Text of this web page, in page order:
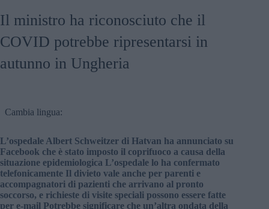
Il ministro ha riconosciuto che il
COVID potrebbe ripresentarsi in
autunno in Ungheria
Cambia lingua:
L’ospedale Albert Schweitzer di Hatvan ha annunciato su
Facebook che è stato imposto il coprifuoco a causa della
situazione epidemiologica L’ospedale lo ha confermato
telefonicamente Il divieto vale anche per parenti e
accompagnatori di pazienti che arrivano al pronto
soccorso, e richieste di visite speciali possono essere fatte
per e-mail Potrebbe significare che un’altra ondata della